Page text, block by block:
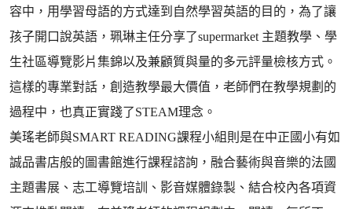
容中，用學習母語的方式達到自然學習英語的目的，為了讓
孩子開口說英語，珮琳主任分享了supermarket 主題教學、學
生社區導覽影片集錦以及兼顧質與量的多元評量檢核方式。
這樣的專業對話，創造教學最大價值，老師們在教學規劃的
過程中，也真正實踐了STEAM理念。
美瑤老師與SMART READING課程小組則是在中正國小有如
誠品書店般的圖書館進行課程諮詢，融合藝術與音樂的法國
主題書展、志工導覽培訓、影音媒體錄製、結合校內各項資